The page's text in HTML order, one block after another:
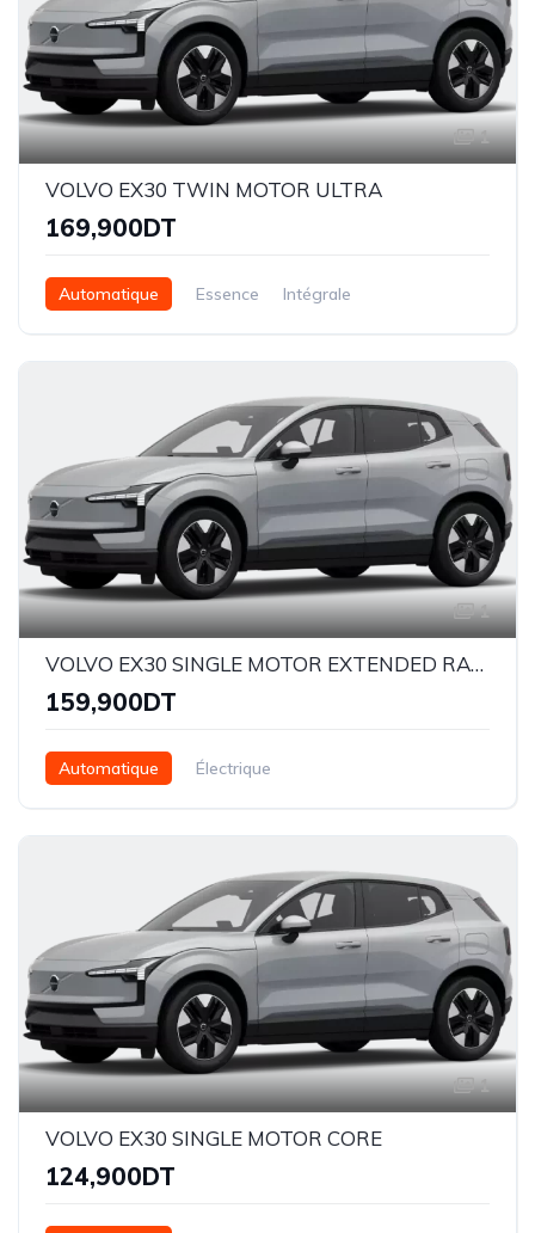
1
VOLVO EX30 TWIN MOTOR ULTRA
169,900DT
Automatique Essence Intégrale
1
VOLVO EX30 SINGLE MOTOR EXTENDED RANGE ULTRA
159,900DT
Automatique Électrique
1
VOLVO EX30 SINGLE MOTOR CORE
124,900DT